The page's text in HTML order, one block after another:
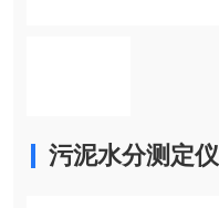
污泥水分测定仪